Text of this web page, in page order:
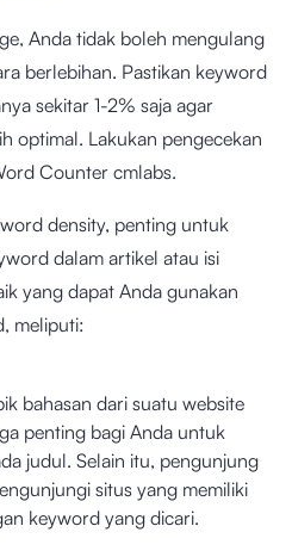
Anda tidak boleh mengulang
berlebihan. Pastikan keyword
sekitar 1-2% saja agar
optimal. Lakukan pengecekan
Counter cmlabs.
density, penting untuk
dalam artikel atau isi
yang dapat Anda gunakan
meliputi:
bahasan dari suatu website
penting bagi Anda untuk
judul. Selain itu, pengunjung
situs yang memiliki
keyword yang dicari.